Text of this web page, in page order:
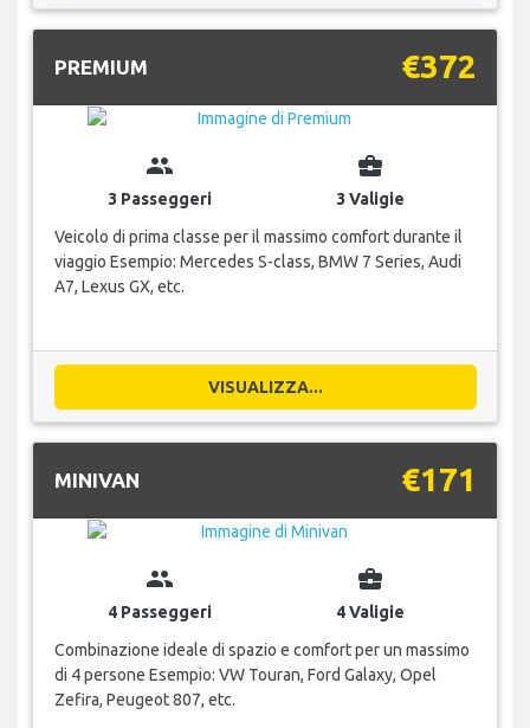
PREMIUM €372
group
3 Passeggeri
business_center
3 Valigie
Veicolo di prima classe per il massimo comfort durante il
viaggio Esempio: Mercedes S-class, BMW 7 Series, Audi
A7, Lexus GX, etc.
VISUALIZZA...
MINIVAN €171
group
4 Passeggeri
business_center
4 Valigie
Combinazione ideale di spazio e comfort per un massimo
di 4 persone Esempio: VW Touran, Ford Galaxy, Opel
Zefira, Peugeot 807, etc.